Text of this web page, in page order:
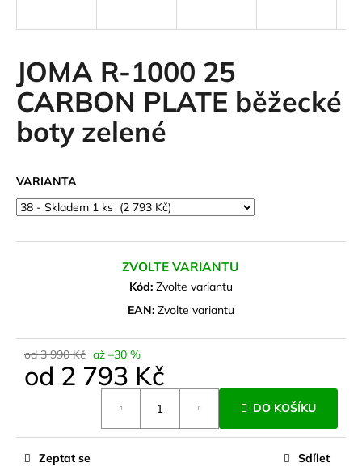
JOMA R-1000 25
CARBON PLATE běžecké
boty zelené
VARIANTA
ZVOLTE VARIANTU
Kód: Zvolte variantu
EAN: Zvolte variantu
od 3 990 Kč až –30 %
od 2 793 Kč
DO KOŠÍKU
Zeptat se Sdílet
í
t
?
u
m